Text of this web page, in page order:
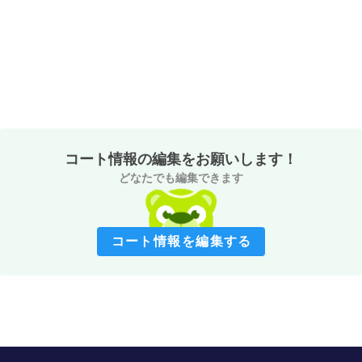
コート情報の編集をお願いします！
どなたでも編集できます
コート情報を編集する